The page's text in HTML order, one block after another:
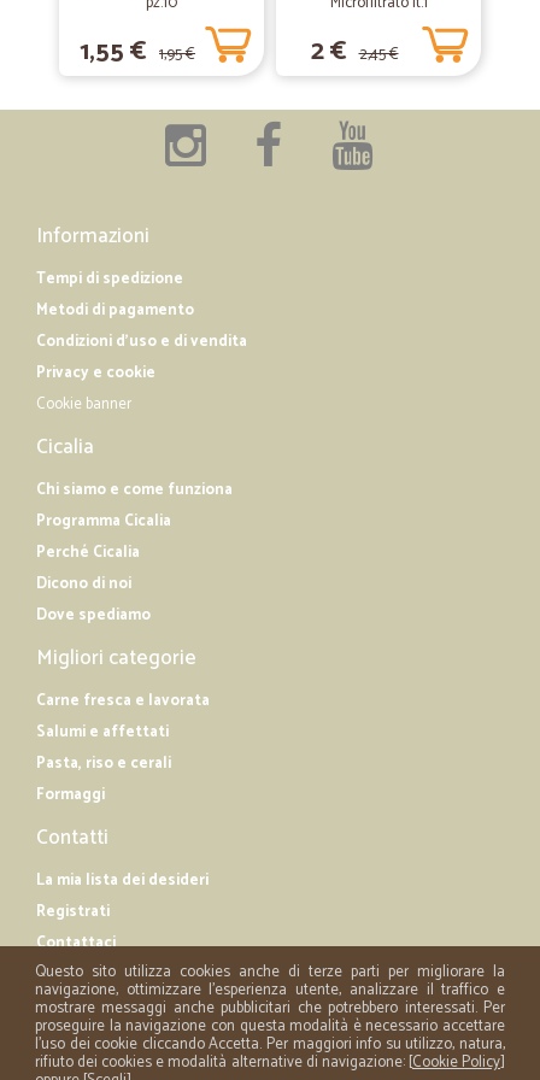
04/05/2019
—Bice T.
Ottimo acquisto
Ottimo acquisto, finalmente ho trovato i fruttini che mi piacciono
1,55 € 1,95 € 2 € 2,45 €
Informazioni
Tempi di spedizione
Metodi di pagamento
Condizioni d'uso e di vendita
Privacy e cookie
Cookie banner
Cicalia
Chi siamo e come funziona
Programma Cicalia
Perché Cicalia
Dicono di noi
Dove spediamo
Migliori categorie
Carne fresca e lavorata
Salumi e affettati
Pasta, riso e cerali
Formaggi
Contatti
La mia lista dei desideri
Registrati
Contattaci
Questo sito utilizza cookies anche di terze parti per migliorare la
navigazione, ottimizzare l'esperienza utente, analizzare il traffico e
mostrare messaggi anche pubblicitari che potrebbero interessati. Per
proseguire la navigazione con questa modalità è necessario accettare
l'uso dei cookie cliccando Accetta. Per maggiori info su utilizzo, natura,
rifiuto dei cookies e modalità alternative di navigazione: [Cookie Policy]